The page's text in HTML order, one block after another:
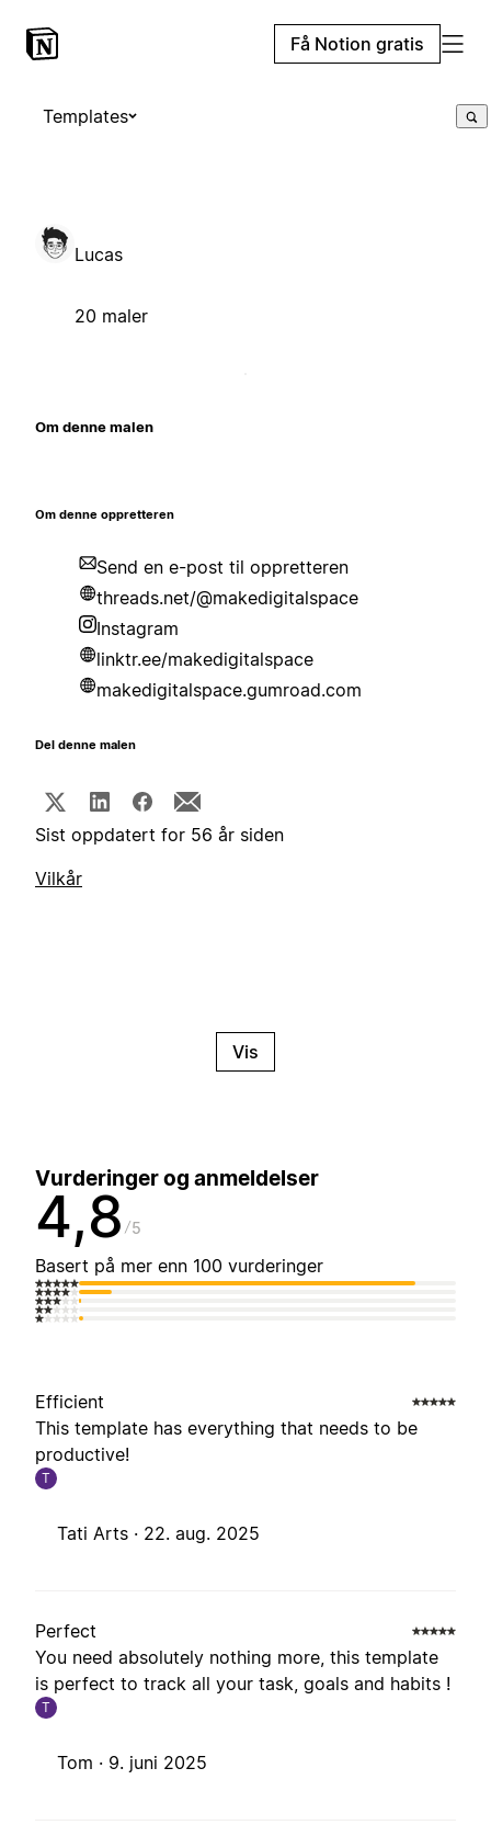
Få Notion gratis
Templates
Lucas
20 maler
Om denne malen
Om denne oppretteren
Send en e-post til oppretteren
threads.net/@makedigitalspace
Instagram
linktr.ee/makedigitalspace
makedigitalspace.gumroad.com
Del denne malen
Sist oppdatert for 56 år siden
Vilkår
Vis
Vurderinger og anmeldelser
4,8 5
Basert på mer enn 100 vurderinger
Efficient
This template has everything that needs to be
productive!
T
Tati Arts · 22. aug. 2025
Perfect
You need absolutely nothing more, this template
is perfect to track all your task, goals and habits !
T
Tom · 9. juni 2025